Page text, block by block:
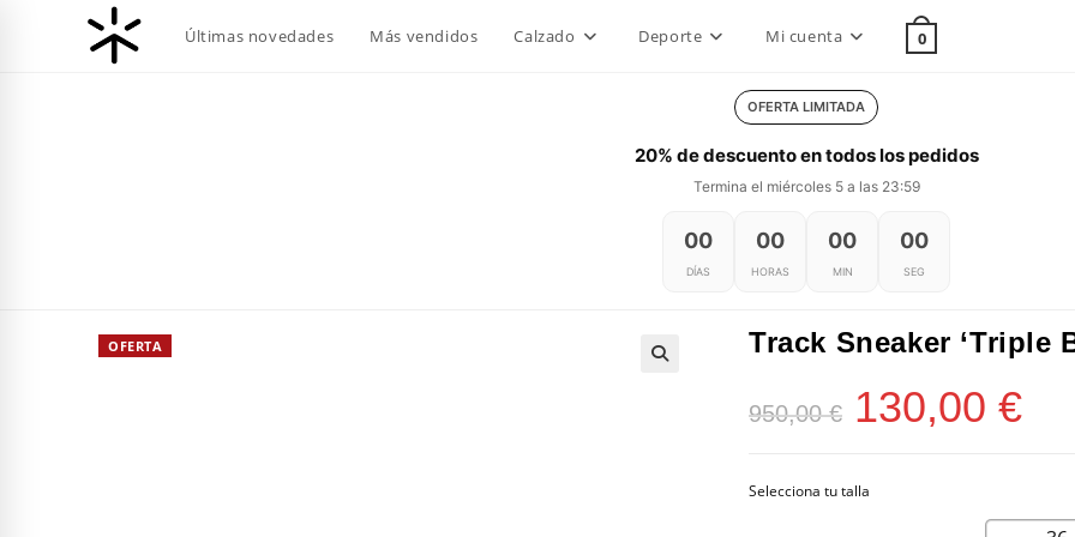
Últimas novedades Más vendidos Calzado Deporte Mi cuenta 0
OFERTA LIMITADA
20% de descuento en todos los pedidos
Termina el miércoles 5 a las 23:59
00
DÍAS
00
HORAS
00
MIN
00
SEG
OFERTA Track Sneaker ‘Triple
950,00€
El
precio
original
130,00 €El